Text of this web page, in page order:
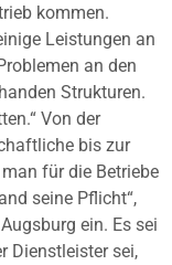
kommen.
Leistungen an
an den
Strukturen.
Von der
bis zur
für die Betriebe
seine Pflicht“,
ein. Es sei
Dienstleister sei,